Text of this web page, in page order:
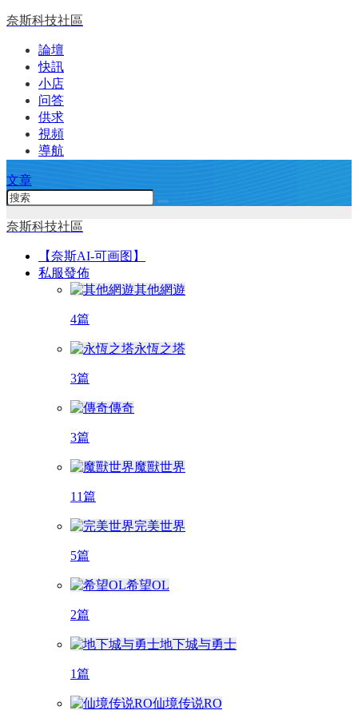
奈斯科技社區
論壇
快訊
小店
问答
供求
視頻
導航
文章
奈斯科技社區
【奈斯AI-可画图】
私服發佈
其他網遊
4篇
永恆之塔
3篇
傳奇
3篇
魔獸世界
11篇
完美世界
5篇
希望OL
2篇
地下城与勇士
1篇
仙境传说RO